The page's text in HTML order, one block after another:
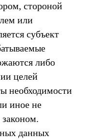
стороной
или
субъект
либо
целей
необходимости
иное не
данных